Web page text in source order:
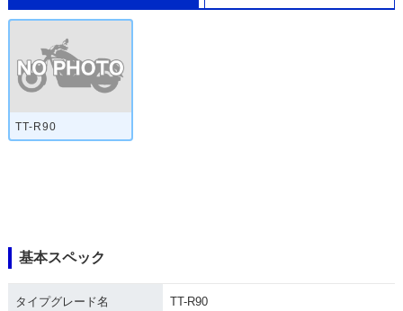
TT-R90
基本スペック
タイプグレード名 TT-R90